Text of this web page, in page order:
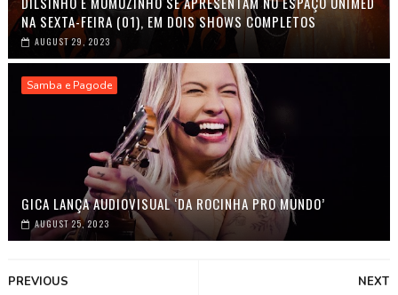
NA SEXTA-FEIRA (01), EM DOIS SHOWS COMPLETOS
AUGUST 29, 2023
Samba e Pagode
GICA LANÇA AUDIOVISUAL ‘DA ROCINHA PRO MUNDO’
AUGUST 25, 2023
NEXT
PREVIOUS